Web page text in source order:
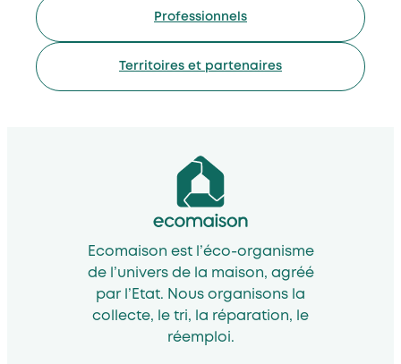
Professionnels
Territoires et partenaires
Ecomaison est l’éco-organisme
de l’univers de la maison, agréé
par l’Etat. Nous organisons la
collecte, le tri, la réparation, le
réemploi.